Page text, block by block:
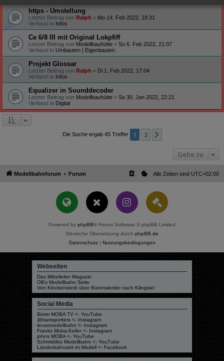
https - Umstellung
Letzter Beitrag von Ralph « Mo 14. Feb 2022, 18:31
Verfasst in Infos
Ce 6/8 III mit Original Lokpfiff
Letzter Beitrag von Modellbauhütte « So 6. Feb 2022, 21:07
Verfasst in Umbauten | Eigenbauten
Projekt Glossar
Letzter Beitrag von Ralph « Di 1. Feb 2022, 17:04
Verfasst in Infos
Equalizer in Sounddecoder
Letzter Beitrag von Modellbauhütte « So 30. Jan 2022, 22:21
Verfasst in Digital
Die Suche ergab 45 Treffer 1 2
Gehe zu
Modellbahnforum Forum Alle Zeiten sind UTC+02:00
Powered by phpBB® Forum Software © phpBB Limited
Deutsche Übersetzung durch phpBB.de
Datenschutz| Nutzungsbedingungen
Webseiten
Das Mittelleiter Magazin
Olli's Modellbahn Seite
Von Klockenstedt über Bürenwerder nach Klingsiel
Social Media
Bimm MOBA TV <- YouTube
@tramspotters <- Instagram
lenasmodellbahn <- Instagram
Franks Moba-Keller <- Instagram
johns MOBA <- YouTube
Schmiddko Modellbahn <- YouTube
Länderbahnzeit im Modell <- Facebook